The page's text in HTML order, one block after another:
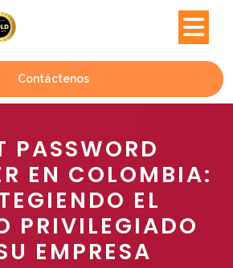
Contáctenos
PASSWORD
EN COLOMBIA:
EL
PRIVILEGIADO
EMPRESA